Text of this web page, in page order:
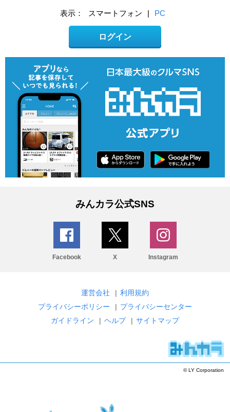
表示： スマートフォン | PC
ログイン
みんカラ公式SNS
Facebook X Instagram
運営会社 | 利用規約
プライバシーポリシー
| プライバシーセンター
ガイドライン
| ヘルプ | サイトマップ
© LY Corporation